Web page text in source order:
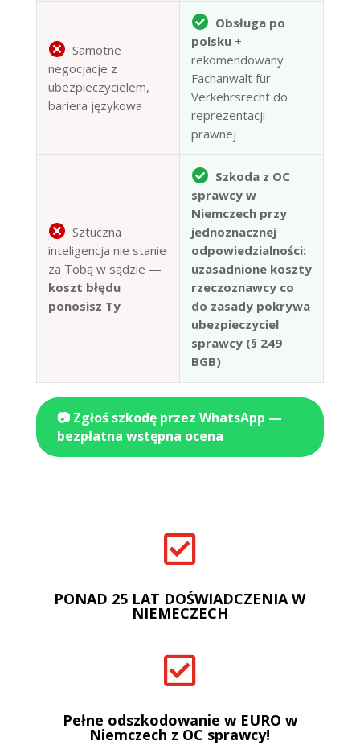
Samotne
negocjacje z
ubezpieczycielem,
bariera językowa
Obsługa po
polsku+
rekomendowany
Fachanwalt für
Verkehrsrecht do
reprezentacji
prawnej
Sztuczna
inteligencja nie stanie
za Tobą w sądzie —
koszt błędu
ponosisz Ty
Szkoda z OC
sprawcy w
Niemczech przy
jednoznacznej
odpowiedzialności:
uzasadnione koszty
rzeczoznawcy co
do zasady pokrywa
ubezpieczyciel
sprawcy (§ 249
BGB)
📷 Zgłoś szkodę przez WhatsApp —
bezpłatna wstępna ocena

PONAD 25 LAT DOŚWIADCZENIA W
NIEMECZECH

Pełne odszkodowanie w EURO w
Niemczech z OC sprawcy!